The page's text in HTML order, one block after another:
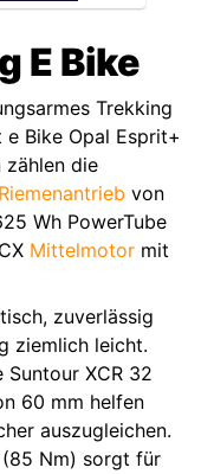
E Bike
Trekking
Bike Opal Esprit+
zählen die
Riemenantrieb von
Wh PowerTube
Mittelmotor mit
zuverlässig
ziemlich leicht.
Suntour XCR 32
60 mm helfen
auszugleichen.
Nm) sorgt für